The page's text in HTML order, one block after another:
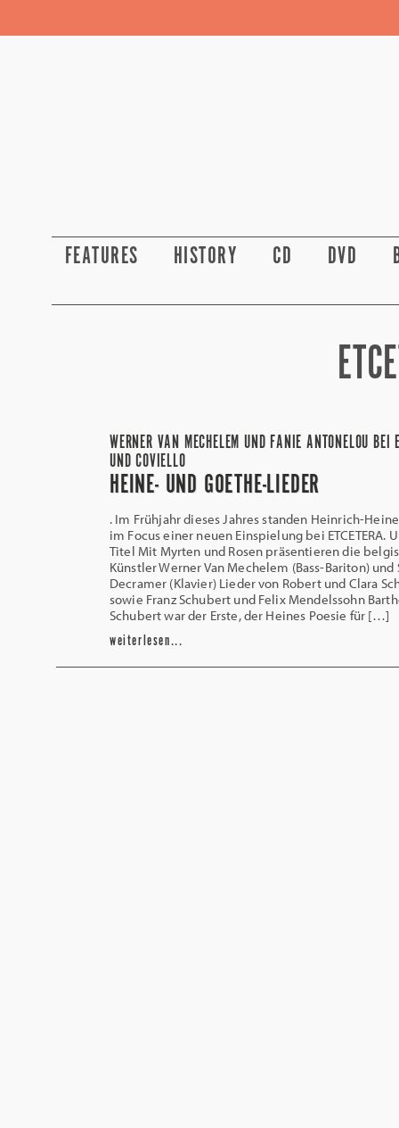
FEATURES HISTORY CD DVD
WERNER VAN MECHELEM UND FANIE ANTONELOU BEI
UND COVIELLO
HEINE- UND GOETHE-LIEDER
. Im Frühjahr dieses Jahres standen Heinrich-
im Focus einer neuen Einspielung bei ETCETERA.
Titel Mit Myrten und Rosen präsentieren die
Künstler Werner Van Mechelem (Bass-Bariton) und
Decramer (Klavier) Lieder von Robert und Clara
sowie Franz Schubert und Felix Mendelssohn
Schubert war der Erste, der Heines Poesie für […]
weiterlesen...